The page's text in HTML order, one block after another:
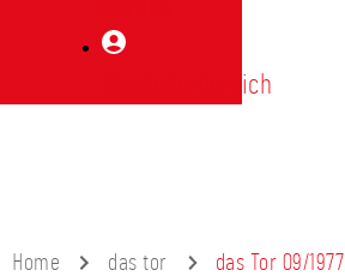
Mitgliederbereich
Home das tor das Tor 09/1977